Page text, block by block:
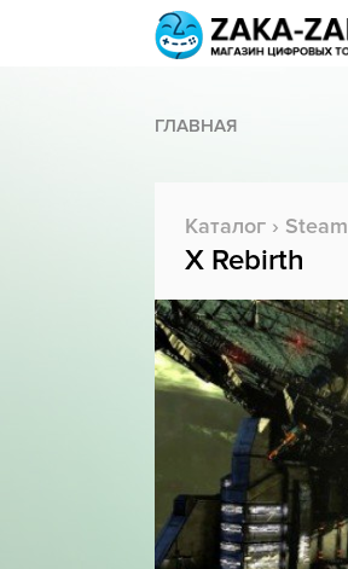
ГЛАВНАЯ
Каталог › Steam
X Rebirth